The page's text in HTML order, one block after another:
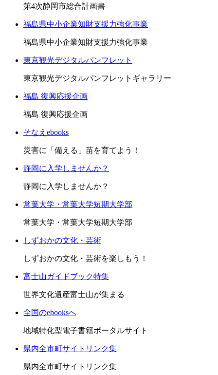
第4次静岡市総合計画書
福島県中小企業知財支援力強化事業
福島県中小企業知財支援力強化事業
東京観光デジタルパンフレット
東京観光デジタルパンフレットギャラリー
福島 復興応援企画
福島 復興応援企画
そなえebooks
災害に「備える」苗を育てよう！
静岡に入学しませんか？
静岡に入学しませんか？
常葉大学・常葉大学短期大学部
常葉大学・常葉大学短期大学部
しずおかの文化・芸術
しずおかの文化・芸術を楽しもう！
富士山ガイドブック特集
世界文化遺産富士山が集まる
全国のebooksへ
地域特化型電子書籍ポータルサイト
県内全市町サイトリンク集
県内全市町サイトリンク集